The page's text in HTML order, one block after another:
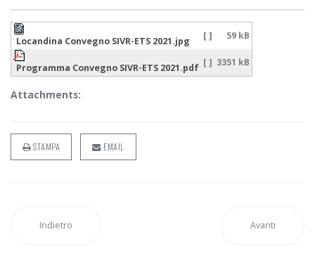
Attachments:
Locandina Convegno SIVR-ETS 2021.jpg [ ] 59 kB
Programma Convegno SIVR-ETS 2021.pdf [ ] 3351 kB
STAMPA EMAIL
Indietro Avanti